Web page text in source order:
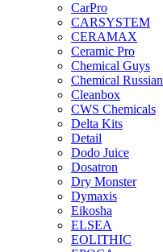
CarPro
CARSYSTEM
CERAMAX
Ceramic Pro
Chemical Guys
Chemical Russian
Cleanbox
CWS Chemicals
Delta Kits
Detail
Dodo Juice
Dosatron
Dry Monster
Dymaxis
Eikosha
ELSEA
EOLITHIC